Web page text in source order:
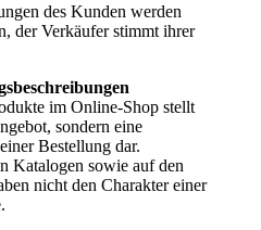
des Kunden werden
der Verkäufer stimmt ihrer
im Online-Shop stellt
sondern eine
Bestellung dar.
Katalogen sowie auf den
nicht den Charakter einer